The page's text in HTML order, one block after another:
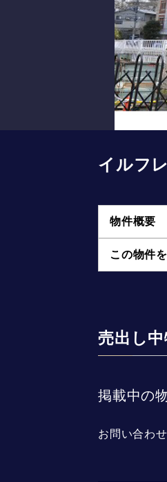
イルフ
物件概要
この物件
売出し
掲載中の
お問い合わ